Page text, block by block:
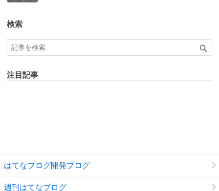
検索
注目記事
はてなブログ開発ブログ
週刊はてなブログ